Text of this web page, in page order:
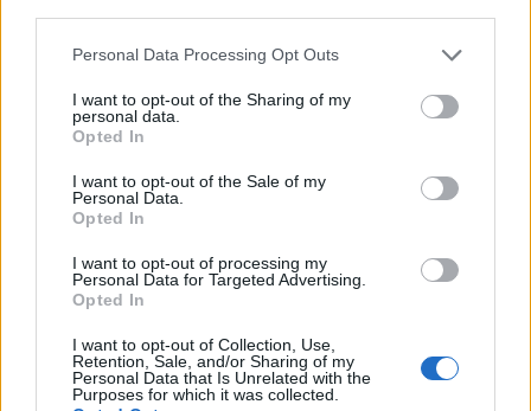
Please note that this website/app uses one or more Google
not limited to your visit or usage behaviour. You may click to
grant or deny consent to Google and its third-party tags to
use your data for below specified purposes in below Google
consent section.
Personal Data Processing Opt Outs
I want to opt-out of the Sharing of my
personal data.
Opted In
I want to opt-out of the Sale of my
Personal Data.
Opted In
I want to opt-out of processing my
Personal Data for Targeted Advertising.
Opted In
I want to opt-out of Collection, Use,
Retention, Sale, and/or Sharing of my
Personal Data that Is Unrelated with the
Purposes for which it was collected.
Differenza salariale media dei giornalisti per
livello di istruzione in Turchia
Scuola superiore
Certificato o Diploma
Laurea triennale + 41%
10.300
Master + 29% 13.200 TRY